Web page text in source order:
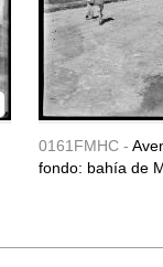
0161FMHC -
fondo: bahía de